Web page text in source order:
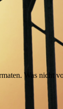
Was nicht